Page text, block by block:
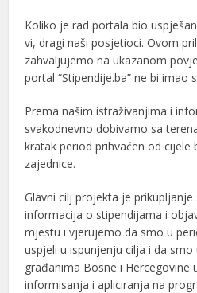
Koliko je rad portala bio
vi, dragi naši posjetioci. Ovom
zahvaljujemo na ukazanom
portal “Stipendije.ba” ne bi imao
Prema našim istraživanjima i
svakodnevno dobivamo sa
kratak period prihvaćen od cijele
zajednice.
Glavni cilj projekta je
informacija o stipendijama i
mjestu i vjerujemo da smo u
uspjeli u ispunjenju cilja i da
građanima Bosne i Hercegovine
informisanja i apliciranja na